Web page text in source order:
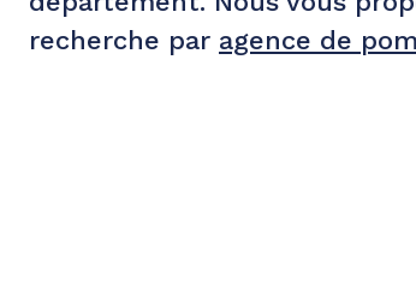
recherche par agence de